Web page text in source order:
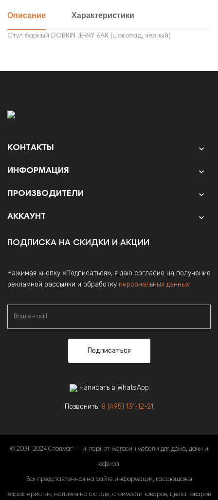
Описание Характеристики
Стул барный DOBRIN JERRY BAR (шоколад, чёрный)
КОНТАКТЫ 
ИНФОРМАЦИЯ 
ПРОИЗВОДИТЕЛИ 
АККАУНТ 
ПОДПИСКА НА СКИДКИ И АКЦИИ
Нажимая кнопку «Подписаться», я даю согласие на получение
рекламной рассылки и обработку персональных данных
Подписаться
Написать в WhatsApp
Позвонить: 8 (495) 131-12-21
© 2001-2024 Столмаг — интернет-магазин мебели для дома, дачи и
офиса
Вся представленная на сайте информация, касающаяся
характеристик, наличия на складе, стоимости товаров, цвета товаров